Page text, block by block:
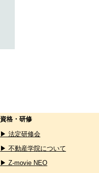
資格・研修
▶ 法定研修会
▶ 不動産学院について
▶ Z-movie NEO